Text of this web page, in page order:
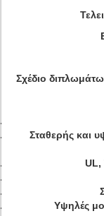
Σχέδιο
Σταθερής και
UL,
Υψηλές